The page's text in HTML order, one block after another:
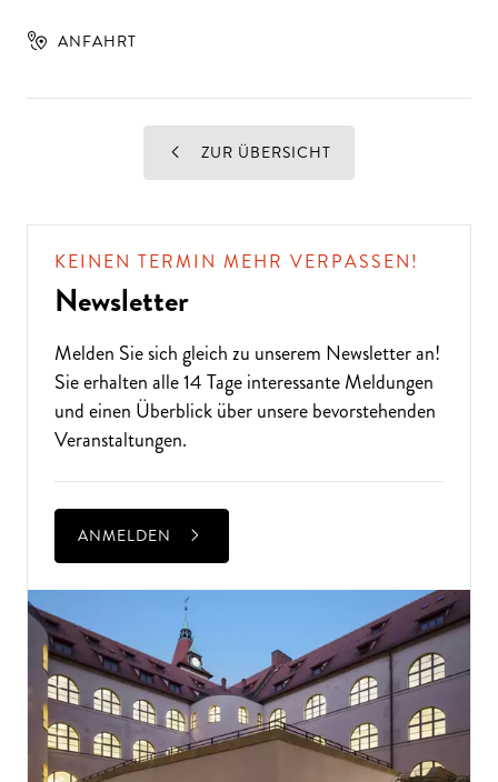
ANFAHRT
ZUR ÜBERSICHT
KEINEN TERMIN MEHR VERPASSEN!
Newsletter
Melden Sie sich gleich zu unserem Newsletteran!
Sie erhalten alle 14 Tage interessante Meldungen
und einen Überblick über unsere bevorstehenden
Veranstaltungen.
ANMELDEN